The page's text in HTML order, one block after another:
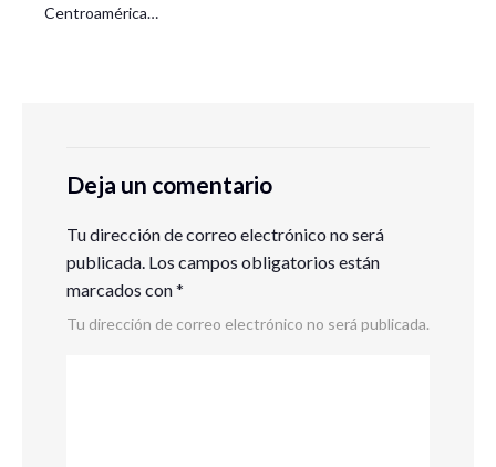
Centroamérica…
Deja un comentario
Tu dirección de correo electrónico no será
publicada. Los campos obligatorios están
marcados con*
Tu dirección de correo electrónico no será publicada.